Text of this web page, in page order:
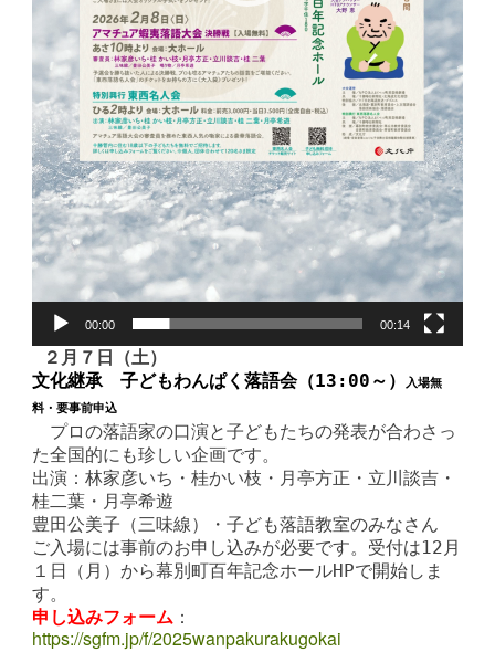
00:00 00:14
２月７日（土）
文化継承 子どもわんぱく落語会（13:00～）
入場無
料・要事前申込
プロの落語家の口演と子どもたちの発表が合わさっ
た全国的にも珍しい企画です。
出演：林家彦いち・桂かい枝・月亭方正・立川談吉・
桂二葉・月亭希遊
豊田公美子（三味線）・子ども落語教室のみなさん
ご入場には事前のお申し込みが必要です。受付は12月
１日（月）から幕別町百年記念ホールHPで開始しま
す。
申し込みフォーム ：
https://sgfm.jp/f/2025wanpakurakugokai